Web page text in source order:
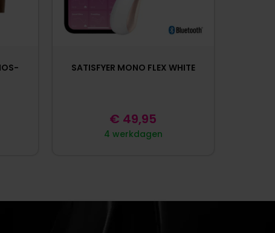
SATISFYER MONO FLEX WHITE
4 werkdagen
€ 49,95